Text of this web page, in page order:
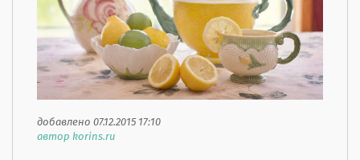
добавлено 07.12.2015 17:10
автор korins.ru